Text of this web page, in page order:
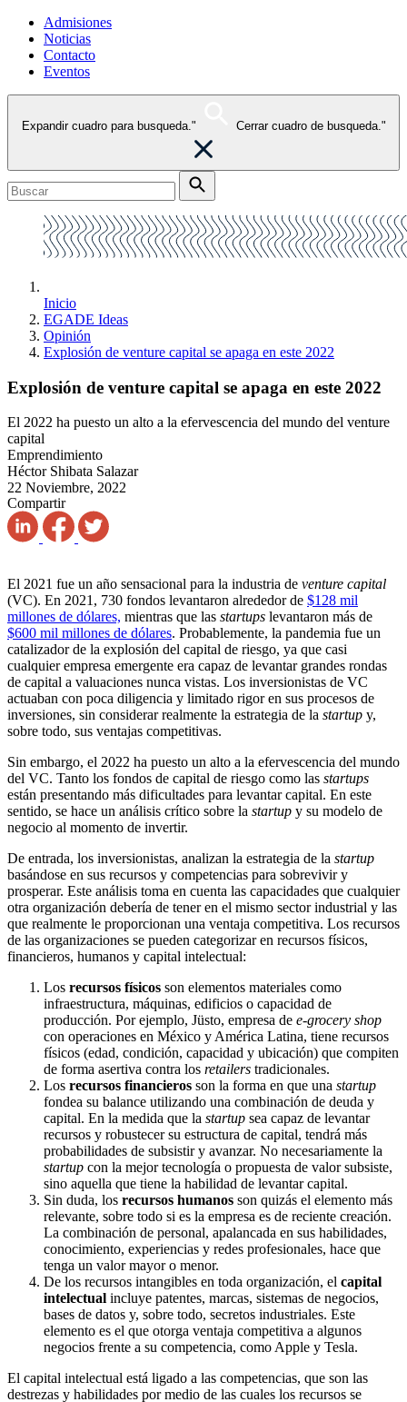
Admisiones
Noticias
Contacto
Eventos
Expandir cuadro para busqueda." Cerrar cuadro de busqueda."
Inicio
EGADE Ideas
Opinión
Explosión de venture capital se apaga en este 2022
Explosión de venture capital se apaga en este 2022
El 2022 ha puesto un alto a la efervescencia del mundo del venture
capital
Emprendimiento
Héctor Shibata Salazar
22 Noviembre, 2022
Compartir
El 2021 fue un año sensacional para la industria de venture capital
(VC). En 2021, 730 fondos levantaron alrededor de $128 mil
millones de dólares, mientras que las startups levantaron más de
$600 mil millones de dólares. Probablemente, la pandemia fue un
catalizador de la explosión del capital de riesgo, ya que casi
cualquier empresa emergente era capaz de levantar grandes rondas
de capital a valuaciones nunca vistas. Los inversionistas de VC
actuaban con poca diligencia y limitado rigor en sus procesos de
inversiones, sin considerar realmente la estrategia de la startup y,
sobre todo, sus ventajas competitivas.
Sin embargo, el 2022 ha puesto un alto a la efervescencia del mundo
del VC. Tanto los fondos de capital de riesgo como las startups
están presentando más dificultades para levantar capital. En este
sentido, se hace un análisis crítico sobre la startup y su modelo de
negocio al momento de invertir.
De entrada, los inversionistas, analizan la estrategia de la startup
basándose en sus recursos y competencias para sobrevivir y
prosperar. Este análisis toma en cuenta las capacidades que cualquier
otra organización debería de tener en el mismo sector industrial y las
que realmente le proporcionan una ventaja competitiva. Los recursos
de las organizaciones se pueden categorizar en recursos físicos,
financieros, humanos y capital intelectual:
Los recursos físicos son elementos materiales como
infraestructura, máquinas, edificios o capacidad de
producción. Por ejemplo, Jüsto, empresa de e-grocery shop
con operaciones en México y América Latina, tiene recursos
físicos (edad, condición, capacidad y ubicación) que compiten
de forma asertiva contra los retailers tradicionales.
Los recursos financieros son la forma en que una startup
fondea su balance utilizando una combinación de deuda y
capital. En la medida que la startup sea capaz de levantar
recursos y robustecer su estructura de capital, tendrá más
probabilidades de subsistir y avanzar. No necesariamente la
startup con la mejor tecnología o propuesta de valor subsiste,
sino aquella que tiene la habilidad de levantar capital.
Sin duda, los recursos humanos son quizás el elemento más
relevante, sobre todo si es la empresa es de reciente creación.
La combinación de personal, apalancada en sus habilidades,
conocimiento, experiencias y redes profesionales, hace que
tenga un valor mayor o menor.
De los recursos intangibles en toda organización, el capital
intelectual incluye patentes, marcas, sistemas de negocios,
bases de datos y, sobre todo, secretos industriales. Este
elemento es el que otorga ventaja competitiva a algunos
negocios frente a su competencia, como Apple y Tesla.
El capital intelectual está ligado a las competencias, que son las
destrezas y habilidades por medio de las cuales los recursos se